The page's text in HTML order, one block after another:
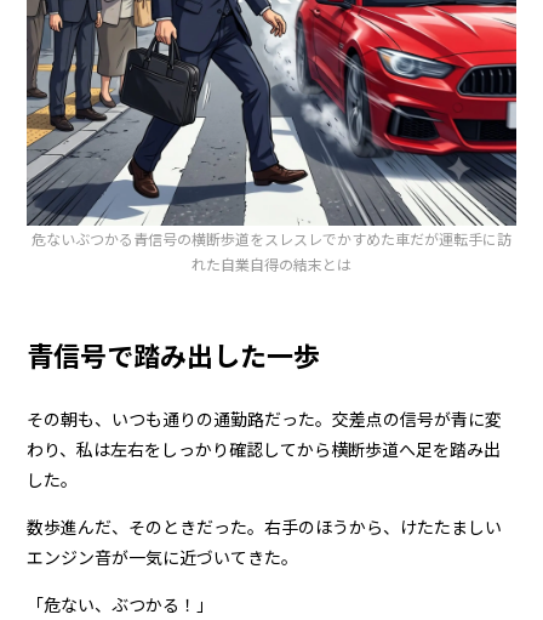
危ないぶつかる青信号の横断歩道をスレスレでかすめた車だが運転手に訪
れた自業自得の結末とは
青信号で踏み出した一歩
その朝も、いつも通りの通勤路だった。交差点の信号が青に変
わり、私は左右をしっかり確認してから横断歩道へ足を踏み出
した。
数歩進んだ、そのときだった。右手のほうから、けたたましい
エンジン音が一気に近づいてきた。
「危ない、ぶつかる！」